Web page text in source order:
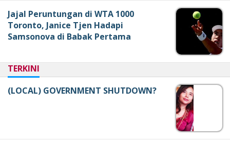
Jajal Peruntungan di WTA 1000
Toronto, Janice Tjen Hadapi
Samsonova di Babak Pertama
TERKINI
(LOCAL) GOVERNMENT SHUTDOWN?